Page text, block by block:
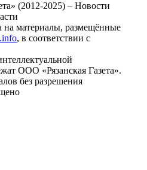
(2012-2025) – Новости
на материалы, размещённые
, в соответствии с
ООО «Рязанская Газета».
без разрешения